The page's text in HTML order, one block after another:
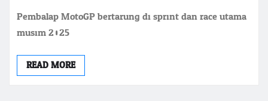
Pembalap MotoGP bertarung di sprint dan race utama
musim 2025
READ MORE